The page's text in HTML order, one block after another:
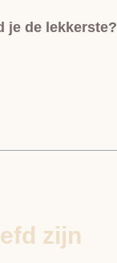
je de lekkerste?
zijn